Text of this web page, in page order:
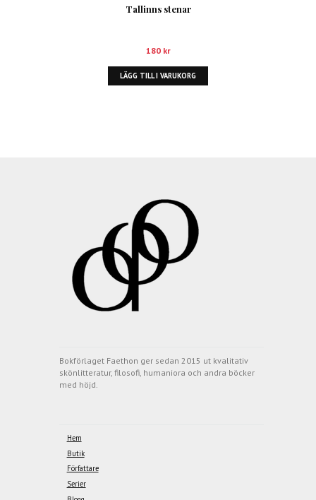
Tallinns stenar
180 kr
LÄGG TILL I VARUKORG
Bokförlaget Faethon ger sedan 2015 ut kvalitativ
skönlitteratur, filosofi, humaniora och andra böcker
med höjd.
Hem
Butik
Författare
Serier